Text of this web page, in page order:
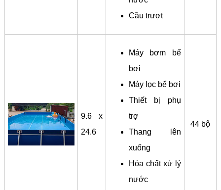
Cầu trượt
9.6 x
24.6
Máy bơm bể
bơi
Máy lọc bể bơi
Thiết bị phụ
trợ
Thang lên
xuống
Hóa chất xử lý
nước
44 bộ